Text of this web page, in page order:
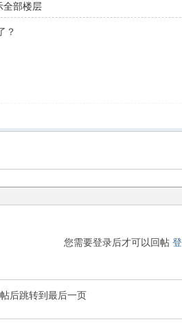
全部楼层
？
您需要登录后才可以回帖
后跳转到最后一页